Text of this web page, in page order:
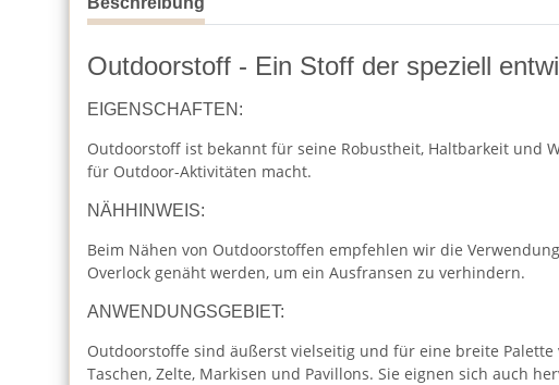
Outdoorstoff - Ein Stoff der speziell
EIGENSCHAFTEN:
Outdoorstoff ist bekannt für seine Robustheit, Haltbarkeit und
für Outdoor-Aktivitäten macht.
NÄHHINWEIS:
Beim Nähen von Outdoorstoffen empfehlen wir die
Overlock genäht werden, um ein Ausfransen zu verhindern.
ANWENDUNGSGEBIET:
Outdoorstoffe sind äußerst vielseitig und für eine breite Palette
Taschen, Zelte, Markisen und Pavillons. Sie eignen sich auch